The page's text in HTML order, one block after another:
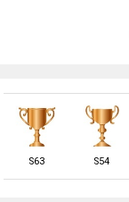
S63 S54